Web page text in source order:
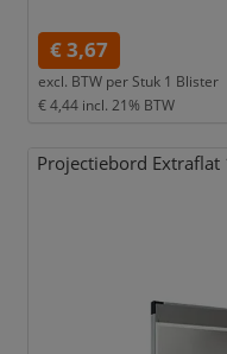
€ 3,67
excl. BTW per Stuk 1 Blister
€ 4,44 incl. 21% BTW
Projectiebord